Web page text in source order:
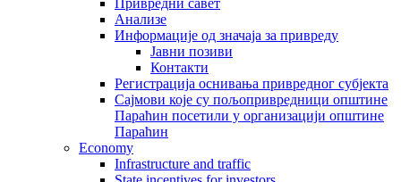
Привредни савет
Aнализе
Информације од значаја за привреду
Јавни позиви
Контакти
Регистрација оснивања привредног субјекта
Сајмови које су пољопривредници општине
Параћин посетили у организацији општине
Параћин
Economy
Infrastructure and traffic